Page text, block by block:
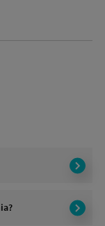
do Twojej